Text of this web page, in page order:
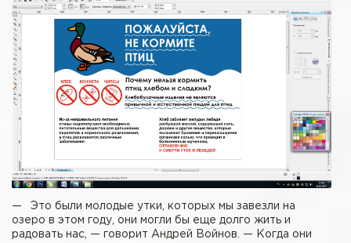
— Это были молодые утки, которых мы завезли на
озеро в этом году, они могли бы еще долго жить и
радовать нас, — говорит Андрей Войнов. — Когда они